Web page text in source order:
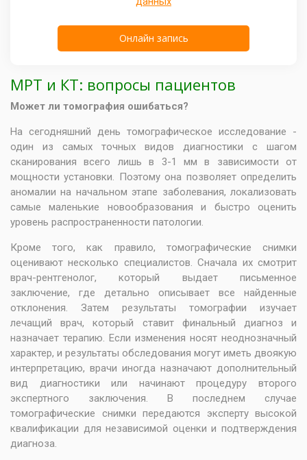
МРТ и КТ: вопросы пациентов
Может ли томография ошибаться?
На сегодняшний день томографическое исследование -
один из самых точных видов диагностики с шагом
сканирования всего лишь в 3-1 мм в зависимости от
мощности установки. Поэтому она позволяет определить
аномалии на начальном этапе заболевания, локализовать
самые маленькие новообразования и быстро оценить
уровень распространенности патологии.
Кроме того, как правило, томографические снимки
оценивают несколько специалистов. Сначала их смотрит
врач-рентгенолог, который выдает письменное
заключение, где детально описывает все найденные
отклонения. Затем результаты томографии изучает
лечащий врач, который ставит финальный диагноз и
назначает терапию. Если изменения носят неоднозначный
характер, и результаты обследования могут иметь двоякую
интерпретацию, врачи иногда назначают дополнительный
вид диагностики или начинают процедуру второго
экспертного заключения. В последнем случае
томографические снимки передаются эксперту высокой
квалификации для независимой оценки и подтверждения
диагноза.